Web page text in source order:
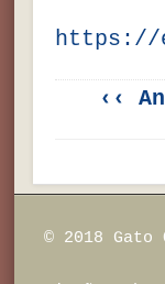
https://
‹‹
© 2018 Gato